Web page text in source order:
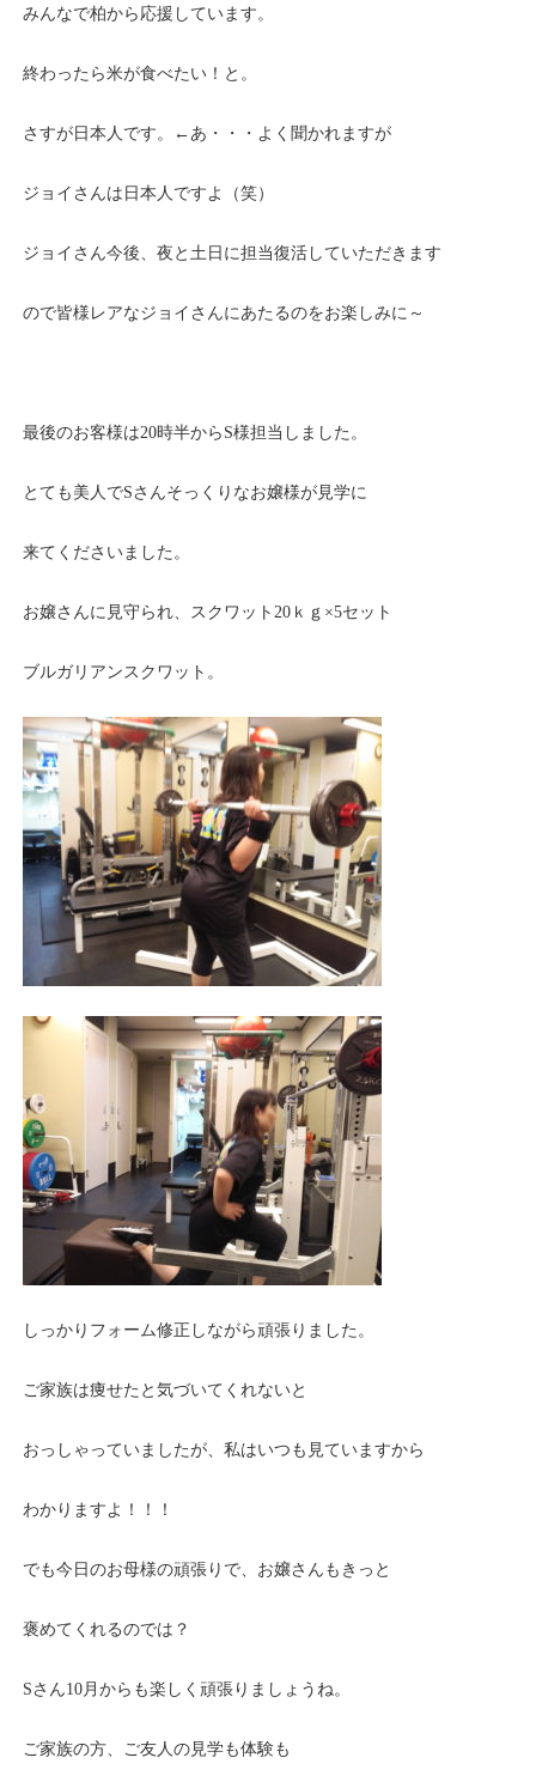
みんなで柏から応援しています。
終わったら米が食べたい！と。
さすが日本人です。←あ・・・よく聞かれますが
ジョイさんは日本人ですよ（笑）
ジョイさん今後、夜と土日に担当復活していただきます
ので皆様レアなジョイさんにあたるのをお楽しみに～
最後のお客様は20時半からS様担当しました。
とても美人でSさんそっくりなお嬢様が見学に
来てくださいました。
お嬢さんに見守られ、スクワット20ｋｇ×5セット
ブルガリアンスクワット。
しっかりフォーム修正しながら頑張りました。
ご家族は痩せたと気づいてくれないと
おっしゃっていましたが、私はいつも見ていますから
わかりますよ！！！
でも今日のお母様の頑張りで、お嬢さんもきっと
褒めてくれるのでは？
Sさん10月からも楽しく頑張りましょうね。
ご家族の方、ご友人の見学も体験も